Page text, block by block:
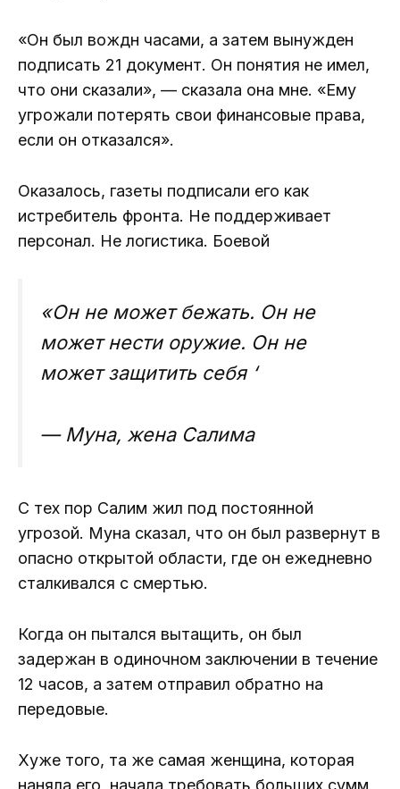
«Он был вождн часами, а затем вынужден
подписать 21 документ. Он понятия не имел,
что они сказали», — сказала она мне. «Ему
угрожали потерять свои финансовые права,
если он отказался».
Оказалось, газеты подписали его как
истребитель фронта. Не поддерживает
персонал. Не логистика. Боевой
«Он не может бежать. Он не
может нести оружие. Он не
может защитить себя ‘
— Муна, жена Салима
С тех пор Салим жил под постоянной
угрозой. Муна сказал, что он был развернут в
опасно открытой области, где он ежедневно
сталкивался с смертью.
Когда он пытался вытащить, он был
задержан в одиночном заключении в течение
12 часов, а затем отправил обратно на
передовые.
Хуже того, та же самая женщина, которая
наняла его, начала требовать больших сумм